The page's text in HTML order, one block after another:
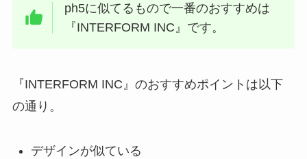
ph5に似てるもので一番のおすすめは
『INTERFORM INC』です。
『INTERFORM INC』のおすすめポイントは以下
の通り。
デザインが似ている